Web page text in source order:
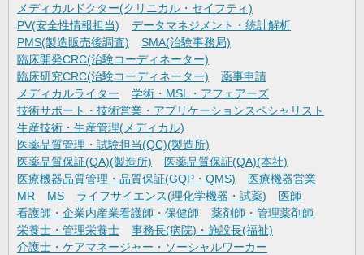
メディカルドクター(クリニカル・セイフティ)
PV(安全性情報担当)
データマネジメント・統計解析
PMS(製造販売後調査)
SMA(治験事務局)
臨床開発CRC(治験コーディネーター)
臨床研究CRC(治験コーディネーター)
薬事申請
メディカルライター
学術・MSL・アフェアーズ
技術サポート・技術営業・アプリケーションスペシャリスト
生産技術・生産管理(メディカル)
医薬品質管理・試験担当(QC)(製造所)
医薬品質保証(QA)(製造所)
医薬品質保証(QA)(本社)
医療機器品質管理・品質保証(GQP・QMS)
医療機器営業
MR
MS ライフサイエンス(理化学機器・試薬)
医師
看護師・企業内産業看護師・保健師
薬剤師・管理薬剤師
栄養士・管理栄養士
事務長(病院)・施設長(福祉)
介護士・ケアマネージャー・ソーシャルワーカー